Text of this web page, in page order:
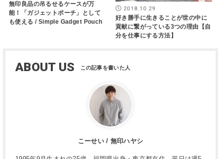
無印良品の吊るせるケースが万
能！「ガジェットポーチ」として
も使える / Simple Gadget Pouch
2018.10.29
好き勝手に生きることが世の中に
貢献に繋がっている3つの理由【自
分を仕事にする方法】
ABOUT US
こーせい / 無印ハヤシ